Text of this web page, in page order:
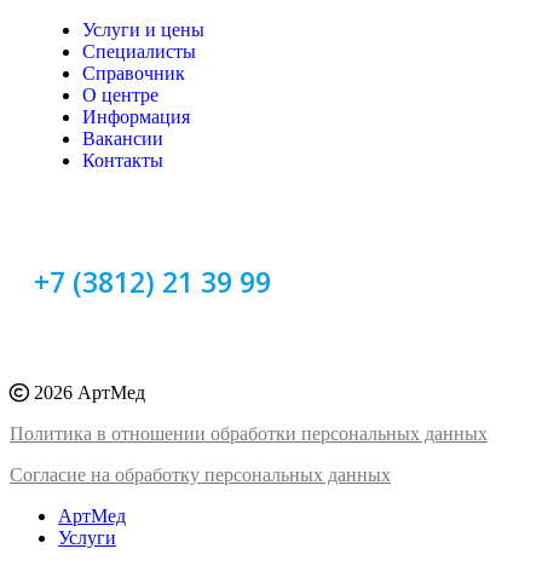
Услуги и цены
Специалисты
Справочник
О центре
Информация
Вакансии
Контакты
+7 (3812) 21 39 99
2026 АртМед
Политика в отношении обработки персональных данных
Согласие на обработку персональных данных
АртМед
Услуги